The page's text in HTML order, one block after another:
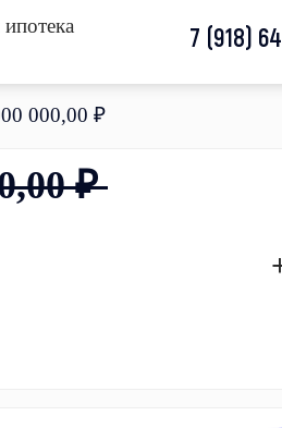
7 (918)
000,00 ₽
₽